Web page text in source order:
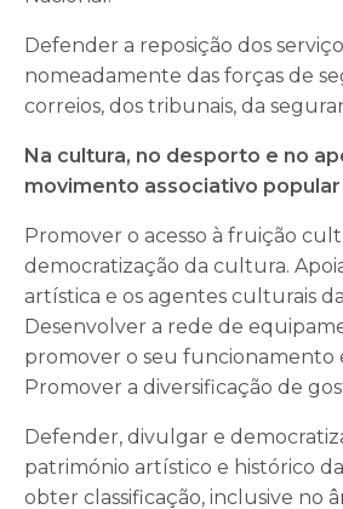
Defender a reposição dos
nomeadamente das forças de
correios, dos tribunais, da
Na cultura, no desporto e no
movimento associativo popular
Promover o acesso à fruição
democratização da cultura.
artística e os agentes culturais
Desenvolver a rede de
promover o seu funcionamento
Promover a diversificação de
Defender, divulgar e
património artístico e histórico
obter classificação, inclusive no